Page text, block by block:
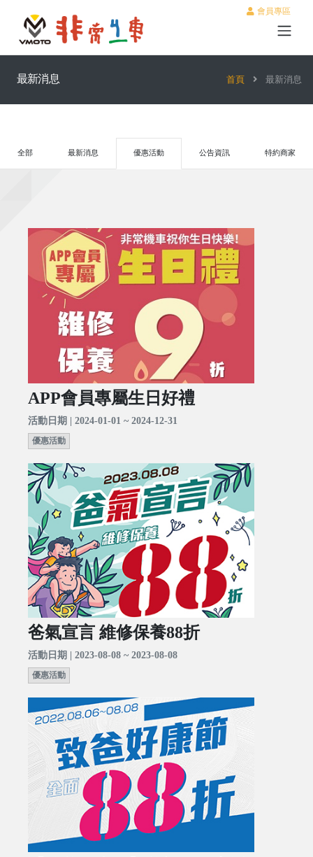
會員專區
最新消息 首頁 最新消息
全部 最新消息 優惠活動 公告資訊 特約商家
APP會員專屬生日好禮
活動日期 | 2024-01-01 ~ 2024-12-31
優惠活動
爸氣宣言 維修保養88折
活動日期 | 2023-08-08 ~ 2023-08-08
優惠活動